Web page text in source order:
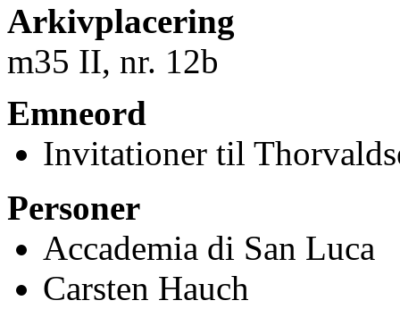
Arkivplacering
m35 II, nr. 12b
Emneord
Invitationer til
Personer
Accademia di San Luca
Carsten Hauch